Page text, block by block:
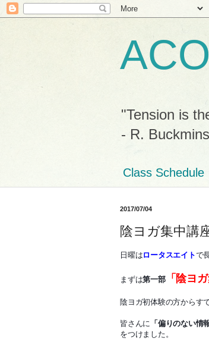
"Tension is
- R.
Class Schedule
2017/07/04
陰ヨガ集中講
日曜はロータスエイトで
まずは第一部「陰ヨガ
陰ヨガ初体験の方からす
皆さんに 「偏りのない情
をつけました。